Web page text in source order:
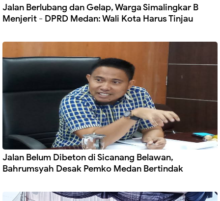
Jalan Berlubang dan Gelap, Warga Simalingkar B
Menjerit - DPRD Medan: Wali Kota Harus Tinjau
Jalan Belum Dibeton di Sicanang Belawan,
Bahrumsyah Desak Pemko Medan Bertindak